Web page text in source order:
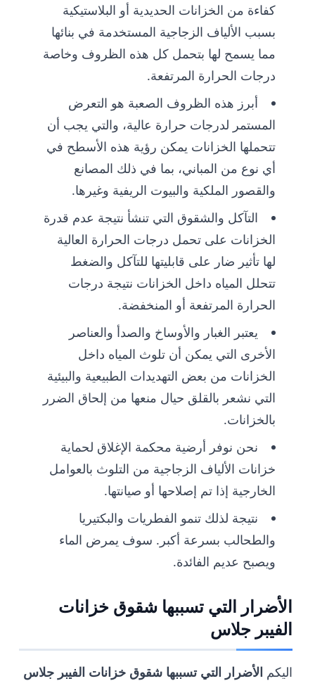
كفاءة من الخزانات الحديدية أو البلاستيكية
بسبب الألياف الزجاجية المستخدمة في بنائها
مما يسمح لها بتحمل كل هذه الظروف وخاصة
درجات الحرارة المرتفعة.
أبرز هذه الظروف الصعبة هو التعرض
المستمر لدرجات حرارة عالية، والتي يجب أن
تتحملها الخزانات يمكن رؤية هذه الأسطح في
أي نوع من المباني، بما في ذلك المصانع
والقصور الملكية والبيوت الريفية وغيرها.
التآكل والشقوق التي تنشأ نتيجة عدم قدرة
الخزانات على تحمل درجات الحرارة العالية
لها تأثير ضار على قابليتها للتآكل والضغط
تتحلل المياه داخل الخزانات نتيجة درجات
الحرارة المرتفعة أو المنخفضة.
يعتبر الغبار والأوساخ والصدأ والعناصر
الأخرى التي يمكن أن تلوث المياه داخل
الخزانات من بعض التهديدات الطبيعية والبيئية
التي نشعر بالقلق حيال منعها من إلحاق الضرر
بالخزانات.
نحن نوفر أرضية محكمة الإغلاق لحماية
خزانات الألياف الزجاجية من التلوث بالعوامل
الخارجية إذا تم إصلاحها أو صيانتها.
نتيجة لذلك تنمو الفطريات والبكتيريا
والطحالب بسرعة أكبر. سوف يمرض الماء
ويصبح عديم الفائدة.
الأضرار التي تسببها شقوق خزانات
الفيبر جلاس
اليكم الأضرار التي تسببها شقوق خزانات الفيبر جلاس